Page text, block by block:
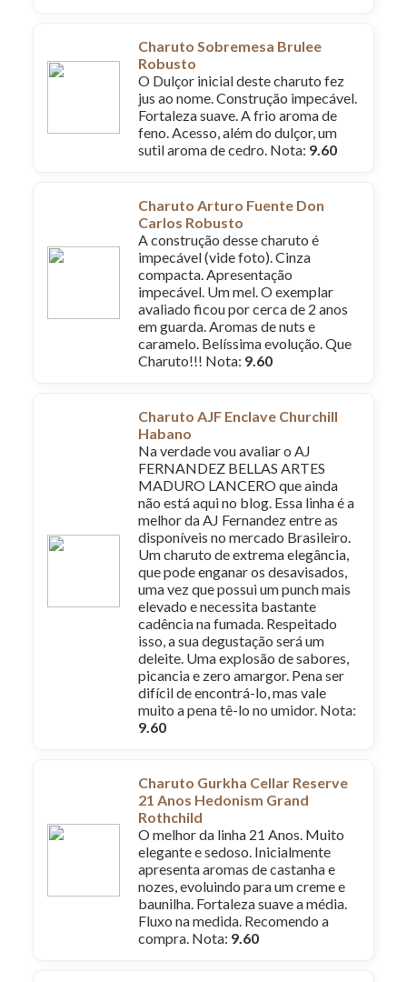
Charuto Sobremesa Brulee
Robusto
O Dulçor inicial deste charuto fez
jus ao nome. Construção impecável.
Fortaleza suave. A frio aroma de
feno. Acesso, além do dulçor, um
sutil aroma de cedro. Nota: 9.60
Charuto Arturo Fuente Don
Carlos Robusto
A construção desse charuto é
impecável (vide foto). Cinza
compacta. Apresentação
impecável. Um mel. O exemplar
avaliado ficou por cerca de 2 anos
em guarda. Aromas de nuts e
caramelo. Belíssima evolução. Que
Charuto!!! Nota: 9.60
Charuto AJF Enclave Churchill
Habano
Na verdade vou avaliar o AJ
FERNANDEZ BELLAS ARTES
MADURO LANCERO que ainda
não está aqui no blog. Essa linha é a
melhor da AJ Fernandez entre as
disponíveis no mercado Brasileiro.
Um charuto de extrema elegância,
que pode enganar os desavisados,
uma vez que possui um punch mais
elevado e necessita bastante
cadência na fumada. Respeitado
isso, a sua degustação será um
deleite. Uma explosão de sabores,
picancia e zero amargor. Pena ser
difícil de encontrá-lo, mas vale
muito a pena tê-lo no umidor. Nota:
9.60
Charuto Gurkha Cellar Reserve
21 Anos Hedonism Grand
Rothchild
O melhor da linha 21 Anos. Muito
elegante e sedoso. Inicialmente
apresenta aromas de castanha e
nozes, evoluindo para um creme e
baunilha. Fortaleza suave a média.
Fluxo na medida. Recomendo a
compra. Nota: 9.60